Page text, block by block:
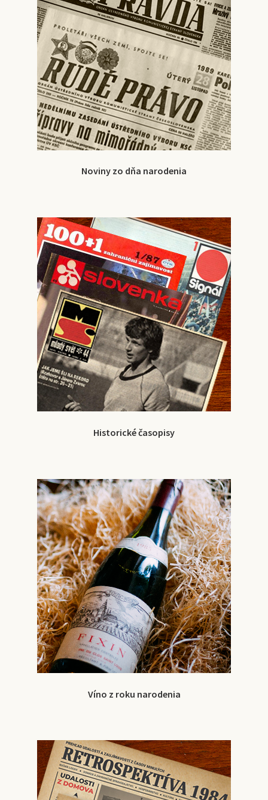
Noviny zo dňa narodenia
Historické časopisy
Víno z roku narodenia